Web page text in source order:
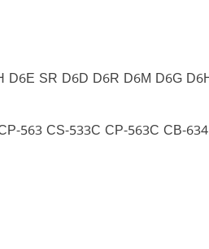
SR D6D D6R D6M D6G
563 CS-533C CP-563C CB-